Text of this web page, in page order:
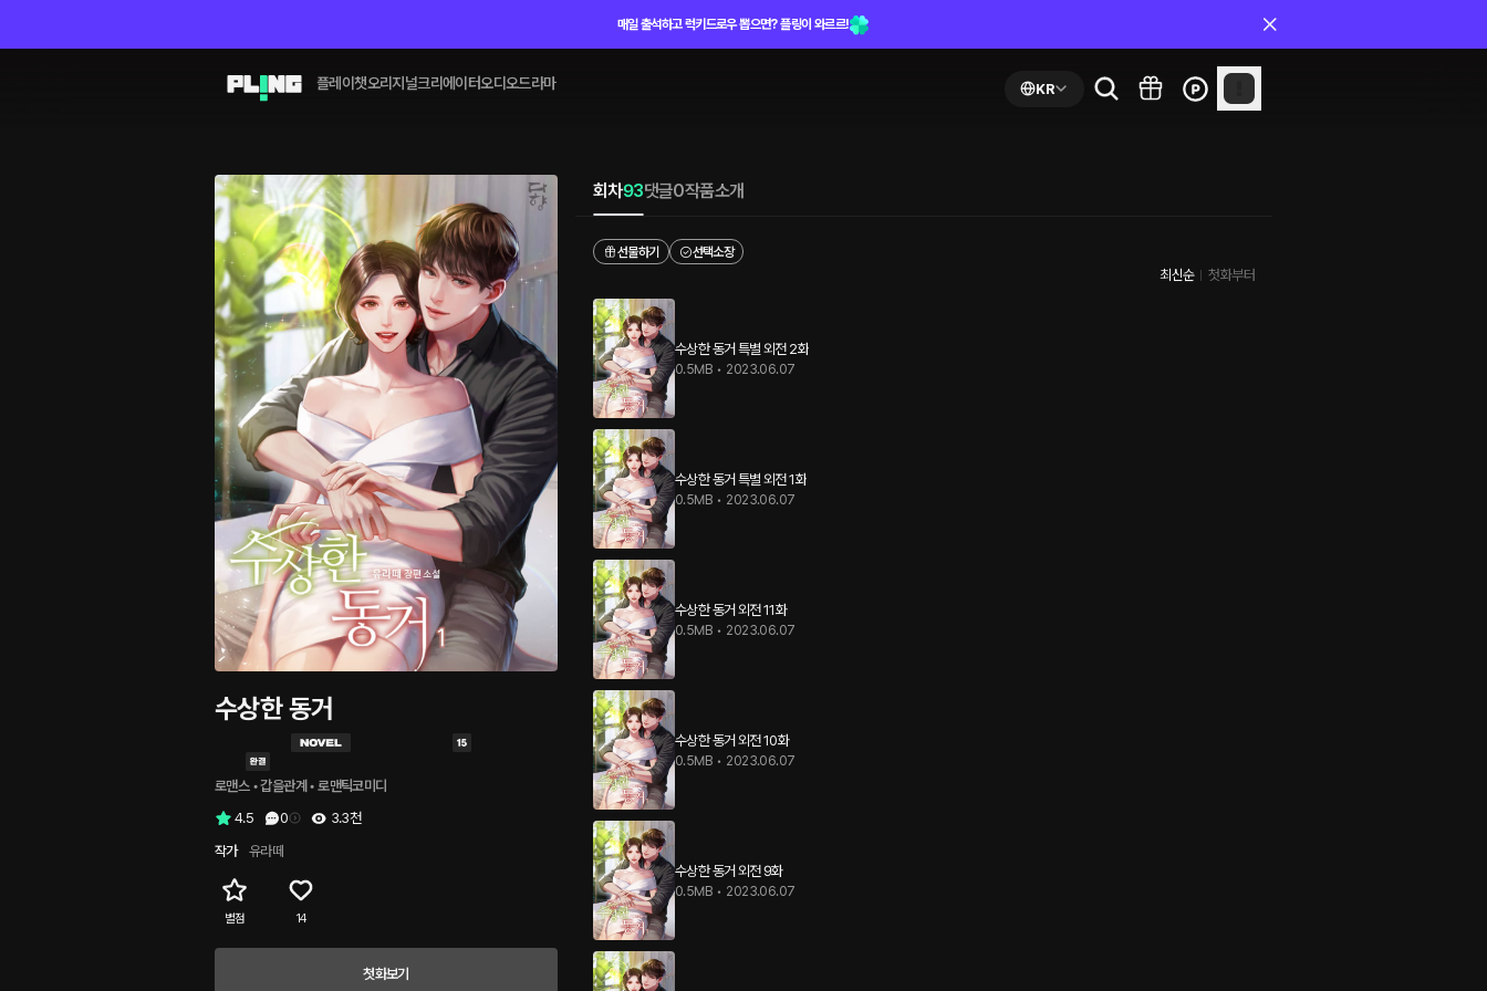
매일 출석하고 럭키드로우 뽑으면? 플링이 와르르!
플레이챗오리지널크리에이터오디오드라마 KR
수상한 동거
로맨스 • 갑을관계 • 로맨틱코미디
4.5
0
3.3천
작가
유라떼
별점 14
첫화보기
회차93댓글0작품소개
선물하기 선택소장
최신순 첫화부터
수상한 동거 특별 외전 2화
0.5MB • 2023.06.07
수상한 동거 특별 외전 1화
0.5MB • 2023.06.07
수상한 동거 외전 11화
0.5MB • 2023.06.07
수상한 동거 외전 10화
0.5MB • 2023.06.07
수상한 동거 외전 9화
0.5MB • 2023.06.07